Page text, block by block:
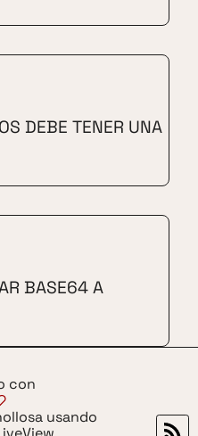
DEBE TENER UNA
BASE64 A
con
usando